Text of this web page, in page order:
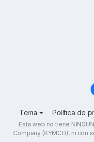
Tema Política de
Esta web no tiene
Company (KYMCO), ni con